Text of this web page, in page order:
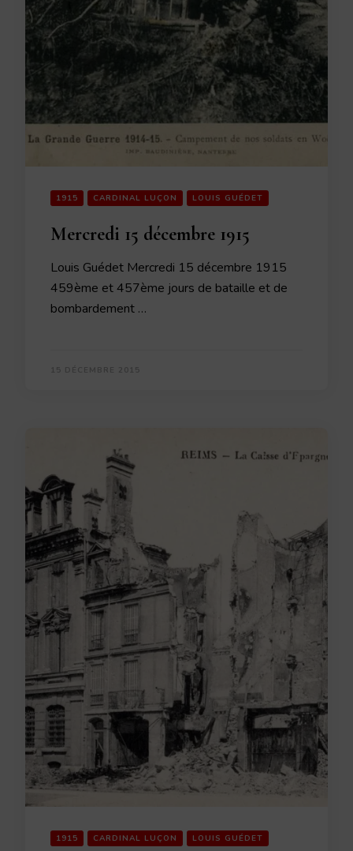
1915 CARDINAL LUÇON LOUIS GUÉDET
Mercredi 15 décembre 1915
Louis Guédet Mercredi 15 décembre 1915
459ème et 457ème jours de bataille et de
bombardement …
1915 CARDINAL LUÇON LOUIS GUÉDET